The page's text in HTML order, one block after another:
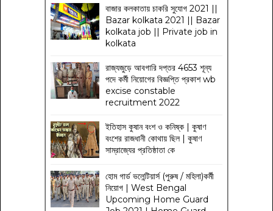
বাজার কলকাতায় চাকরি সুযোগ 2021 ||
Bazar kolkata 2021 || Bazar
kolkata job || Private job in
kolkata
রাজ্যজুড়ে আবগারি দপ্তর 4653 শূন্য
পদে কর্মী নিয়োগের বিজ্ঞপ্তি প্রকাশ wb
excise constable
recruitment 2022
ইতিহাস কুষান বংশ ও কনিষ্ক | কুষাণ
বংশের রাজধানী কোথায় ছিল | কুষাণ
সাম্রাজ্যের প্রতিষ্ঠাতা কে
হোম গার্ড ভলেন্টিয়ার্স (পুরুষ / মহিলা)কর্মী
নিয়োগ | West Bengal
Upcoming Home Guard